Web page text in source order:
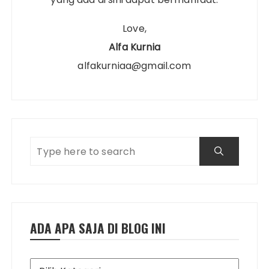
Love,
Alfa Kurnia
alfakurniaa@gmail.com
ADA APA SAJA DI BLOG INI
Ada